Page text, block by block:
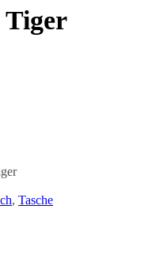
Tiger
, Tasche